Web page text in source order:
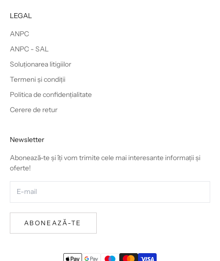
LEGAL
ANPC
ANPC - SAL
Soluționarea litigiilor
Termeni și condiții
Politica de confidențialitate
Cerere de retur
Newsletter
Abonează-te și îți vom trimite cele mai interesante informații și
oferte!
ABONEAZĂ-TE